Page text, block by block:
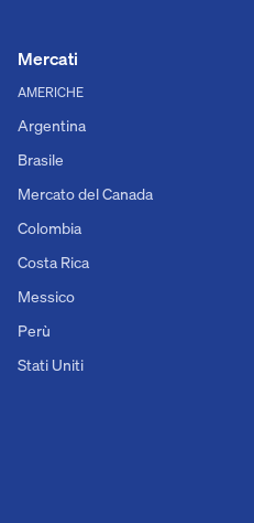
Mercati
AMERICHE
Argentina
Brasile
Mercato del Canada
Colombia
Costa Rica
Messico
Perù
Stati Uniti